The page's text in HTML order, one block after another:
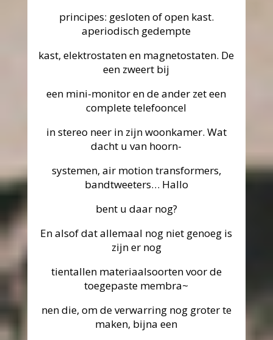
principes: gesloten of open kast.
aperiodisch gedempte
kast, elektrostaten en magnetostaten. De
een zweert bij
een mini-monitor en de ander zet een
complete telefooncel
in stereo neer in zijn woonkamer. Wat
dacht u van hoorn-
systemen, air motion transformers,
bandtweeters… Hallo
bent u daar nog?
En alsof dat allemaal nog niet genoeg is
zijn er nog
tientallen materiaalsoorten voor de
toegepaste membra~
nen die, om de verwarring nog groter te
maken, bijna een